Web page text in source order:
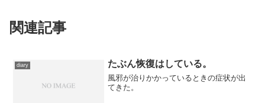
関連記事
diary たぶん恢復はしている。
風邪が治りかかっているときの症状が出
てきた。